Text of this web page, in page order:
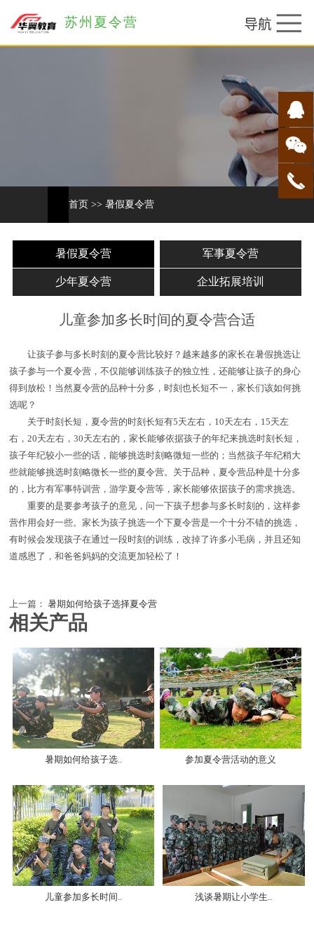
苏州夏令营
首页 >> 暑假夏令营
暑假夏令营 军事夏令营
少年夏令营 企业拓展培训
儿童参加多长时间的夏令营合适
让孩子参与多长时刻的夏令营比较好？越来越多的家长在暑假挑选让
孩子参与一个夏令营，不仅能够训练孩子的独立性，还能够让孩子的身心
得到放松！当然夏令营的品种十分多，时刻也长短不一，家长们该如何挑
选呢？
关于时刻长短，夏令营的时刻长短有5天左右，10天左右，15天左
右，20天左右，30天左右的，家长能够依据孩子的年纪来挑选时刻长短，
孩子年纪较小一些的话，能够挑选时刻略微短一些的；当然孩子年纪稍大
些就能够挑选时刻略微长一些的夏令营。关于品种，夏令营品种是十分多
的，比方有军事特训营，游学夏令营等，家长能够依据孩子的需求挑选。
重要的是要参考孩子的意见，问一下孩子想参与多长时刻的，这样参
营作用会好一些。家长为孩子挑选一个下夏令营是一个十分不错的挑选，
有时候会发现孩子在通过一段时刻的训练，改掉了许多小毛病，并且还知
道感恩了，和爸爸妈妈的交流更加轻松了！
上一篇： 暑期如何给孩子选择夏令营
相关产品
暑期如何给孩子选.. 参加夏令营活动的意义
浅谈暑期让小学生..
儿童参加多长时间..